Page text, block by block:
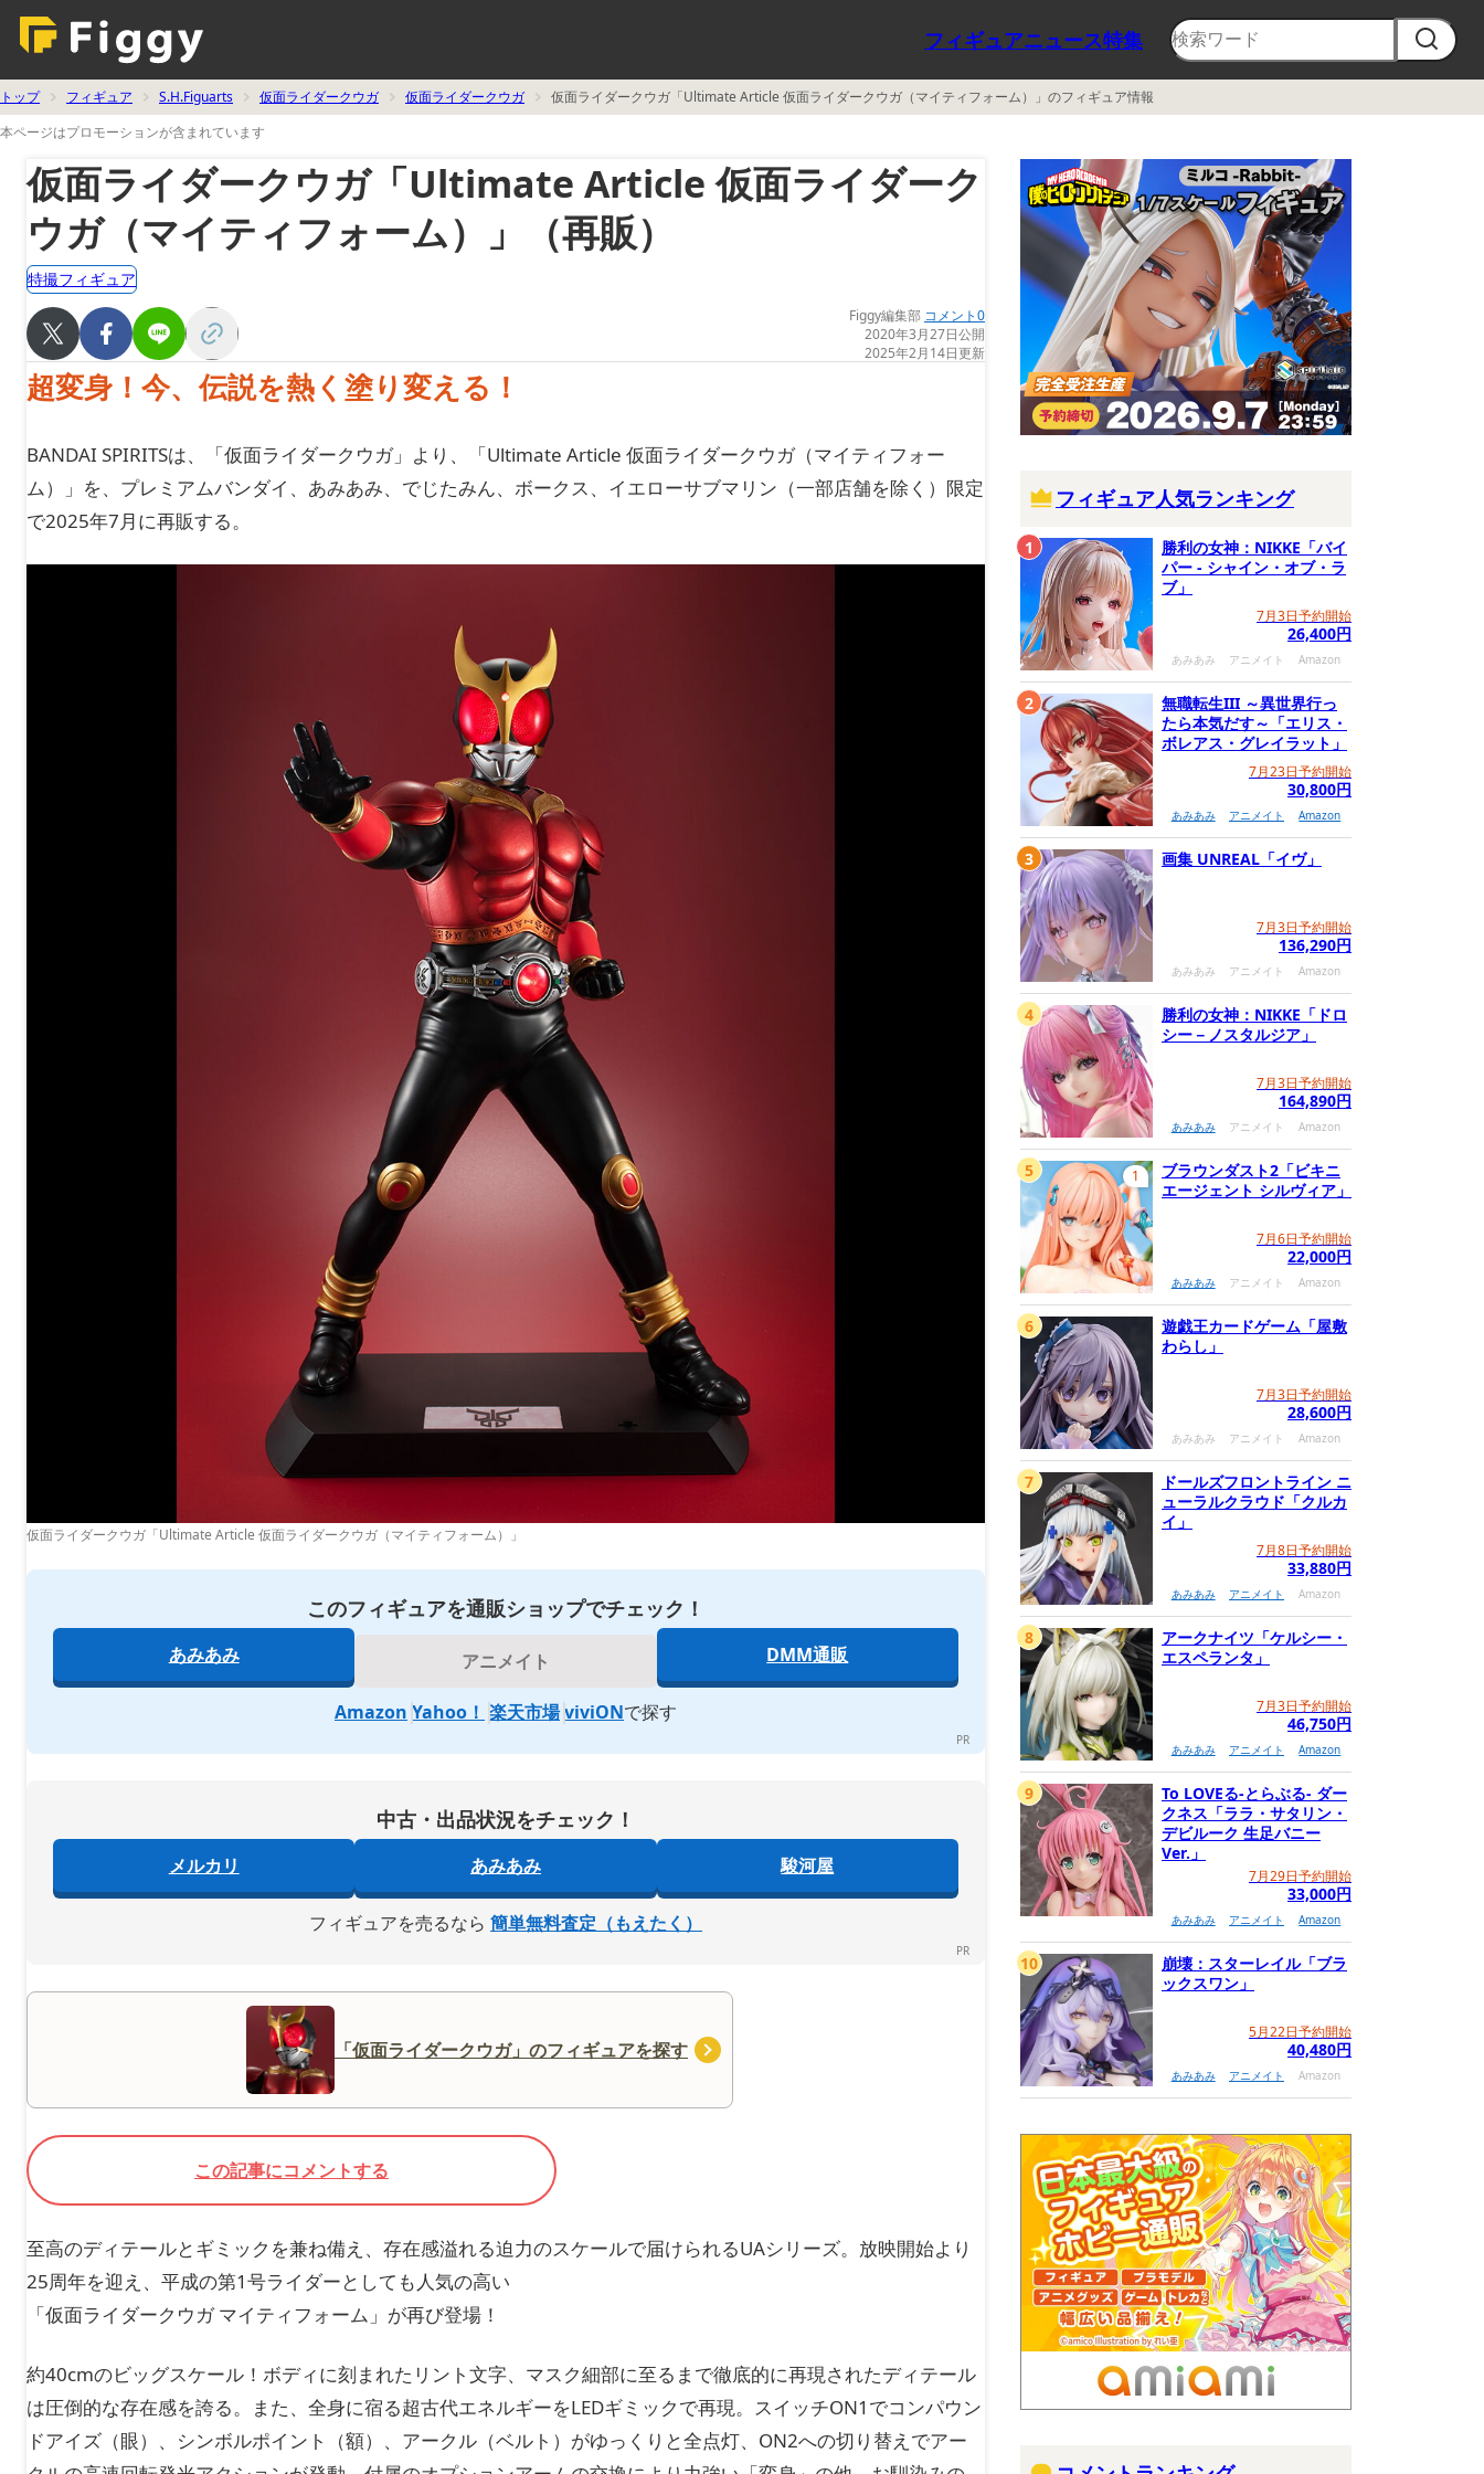
フィギュアニュース特集
トップ フィギュア S.H.Figuarts 仮面ライダークウガ 仮面ライダークウガ
仮面ライダークウガ「Ultimate Article 仮面ライダークウガ（マイティフォーム）」のフィギュア情報
本ページはプロモーションが含まれています
仮面ライダークウガ「Ultimate Article 仮面ライダーク
ウガ（マイティフォーム）」（再販）
特撮フィギュア
Figgy編集部 コメント0
2020年3月27日公開
2025年2月14日更新
超変身！今、伝説を熱く塗り変える！
BANDAI SPIRITSは、「仮面ライダークウガ」より、「Ultimate Article 仮面ライダークウガ（マイティフォー
ム）」を、プレミアムバンダイ、あみあみ、でじたみん、ボークス、イエローサブマリン（一部店舗を除く）限定
で2025年7月に再販する。
仮面ライダークウガ「Ultimate Article 仮面ライダークウガ（マイティフォーム）」
このフィギュアを通販ショップでチェック！
あみあみ アニメイト DMM通販
Amazon Yahoo！ 楽天市場 viviONで探す
中古・出品状況をチェック！
メルカリ あみあみ 駿河屋
フィギュアを売るなら 簡単無料査定（もえたく）
「仮面ライダークウガ」のフィギュアを探す
この記事にコメントする
至高のディテールとギミックを兼ね備え、存在感溢れる迫力のスケールで届けられるUAシリーズ。放映開始より
25周年を迎え、平成の第1号ライダーとしても人気の高い
「仮面ライダークウガ マイティフォーム」が再び登場！
約40cmのビッグスケール！ボディに刻まれたリント文字、マスク細部に至るまで徹底的に再現されたディテール
は圧倒的な存在感を誇る。また、全身に宿る超古代エネルギーをLEDギミックで再現。スイッチON1でコンパウン
ドアイズ（眼）、シンボルポイント（額）、アークル（ベルト）がゆっくりと全点灯、ON2への切り替えでアー
フィギュア人気ランキング
勝利の女神：NIKKE「バイ
パー - シャイン・オブ・ラ
ブ」
7月3日予約開始
26,400円
あみあみ アニメイト Amazon
1
無職転生III ～異世界行っ
たら本気だす～「エリス・
ボレアス・グレイラット」
7月23日予約開始
30,800円
あみあみ アニメイト Amazon
2
画集 UNREAL「イヴ」
7月3日予約開始
136,290円
あみあみ アニメイト Amazon
3
勝利の女神：NIKKE「ドロ
シー－ノスタルジア」
7月3日予約開始
164,890円
あみあみ アニメイト Amazon
4
ブラウンダスト2「ビキニ
エージェント シルヴィア」
7月6日予約開始
22,000円
あみあみ アニメイト Amazon
1
5
遊戯王カードゲーム「屋敷
わらし」
7月3日予約開始
28,600円
あみあみ アニメイト Amazon
6
ドールズフロントライン ニ
ューラルクラウド「クルカ
イ」
7月8日予約開始
33,880円
あみあみ アニメイト Amazon
7
アークナイツ「ケルシー・
エスペランタ」
7月3日予約開始
46,750円
あみあみ アニメイト Amazon
8
To LOVEる-とらぶる- ダー
クネス「ララ・サタリン・
デビルーク 生足バニー
Ver.」
7月29日予約開始
33,000円
あみあみ アニメイト Amazon
9
崩壊：スターレイル「ブラ
ックスワン」
5月22日予約開始
40,480円
あみあみ アニメイト Amazon
10